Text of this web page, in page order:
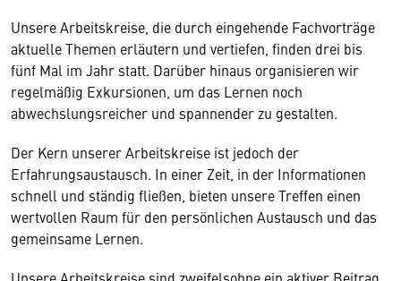
Unsere Arbeitskreise, die durch eingehende Fachvorträge
aktuelle Themen erläutern und vertiefen, finden drei bis
fünf Mal im Jahr statt. Darüber hinaus organisieren wir
regelmäßig Exkursionen, um das Lernen noch
abwechslungsreicher und spannender zu gestalten.
Der Kern unserer Arbeitskreise ist jedoch der
Erfahrungsaustausch. In einer Zeit, in der Informationen
schnell und ständig fließen, bieten unsere Treffen einen
wertvollen Raum für den persönlichen Austausch und das
gemeinsame Lernen.